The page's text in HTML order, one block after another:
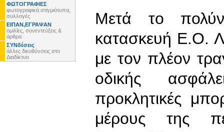
ΦΩΤΟΓΡΑΦΙΕΣ
φωτογραφικά στιγμιότυπα,
συλλογές
ΕΙΠΑΝ,ΕΓΡΑΨΑΝ
ομιλίες, συνεντεύξεις &
άρθρα
ΣΥΝδέσεις
άλλες διευθύνσεις στο
Διαδίκτυο
Μετά το
κατασκευή Ε.Ο.
με τον πλέον
οδικής
προκλητικές
μέρους της